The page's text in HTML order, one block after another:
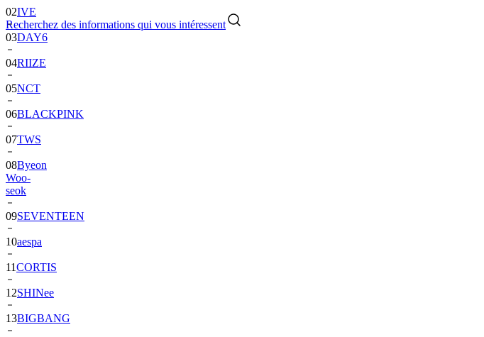
Recherchez des informations qui vous intéressent
02IVE
03DAY6
04RIIZE
05NCT
06BLACKPINK
07TWS
08Byeon
Woo-
seok
09SEVENTEEN
10aespa
11CORTIS
12SHINee
13BIGBANG